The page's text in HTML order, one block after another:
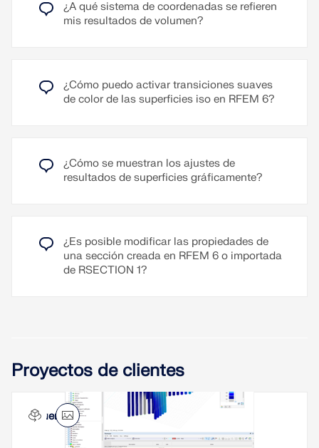
¿A qué sistema de coordenadas se refieren
mis resultados de volumen?
¿Cómo puedo activar transiciones suaves
de color de las superficies iso en RFEM 6?
¿Cómo se muestran los ajustes de
resultados de superficies gráficamente?
¿Es posible modificar las propiedades de
una sección creada en RFEM 6 o importada
de RSECTION 1?
Proyectos de clientes
Puente integral en Ludwigslust, Alemania